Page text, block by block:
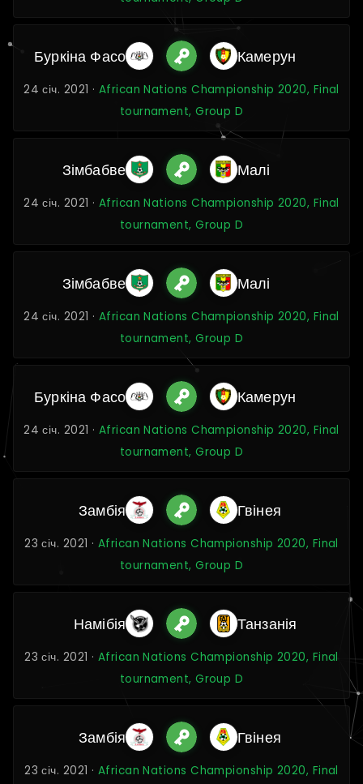
Буркіна Фасо Камерун
24 січ. 2021 · African Nations Championship 2020, Final
tournament, Group D
Зімбабве Малі
24 січ. 2021 · African Nations Championship 2020, Final
tournament, Group D
Зімбабве Малі
24 січ. 2021 · African Nations Championship 2020, Final
tournament, Group D
Буркіна Фасо Камерун
24 січ. 2021 · African Nations Championship 2020, Final
tournament, Group D
Замбія Гвінея
23 січ. 2021 · African Nations Championship 2020, Final
tournament, Group D
Намібія Танзанія
23 січ. 2021 · African Nations Championship 2020, Final
tournament, Group D
Замбія Гвінея
23 січ. 2021 · African Nations Championship 2020, Final